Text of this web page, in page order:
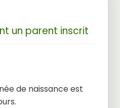
un parent inscrit
de naissance est